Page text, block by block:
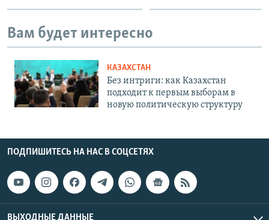
Вам будет интересно
КАЗАХСТАН
Без интриги: как Казахстан
подходит к первым выборам в
новую политическую структуру
ПОДПИШИТЕСЬ НА НАС В СОЦСЕТЯХ
ВЫХОДНЫЕ ДАННЫЕ